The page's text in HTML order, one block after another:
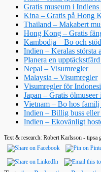
Gratis museum i
Kina – Gratis på Hong
Thailand – Makabert
Hong Kong – Gratis
Kambodja – Bo och
Indien – Keralas största
Planera en
Nepal – Visumregler
Malaysia – Visumregler
Visumregler för
Japan – Gratis
Vietnam – Bo hos
Indien – Billig buss
Indien – Ekovänligt
Text & research: Robert Karlsson - tipsa